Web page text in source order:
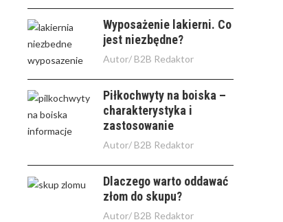
Wyposażenie lakierni. Co
jest niezbędne?
Autor/ B2B Redaktor
Piłkochwyty na boiska –
charakterystyka i
zastosowanie
Autor/ B2B Redaktor
Dlaczego warto oddawać
złom do skupu?
Autor/ B2B Redaktor